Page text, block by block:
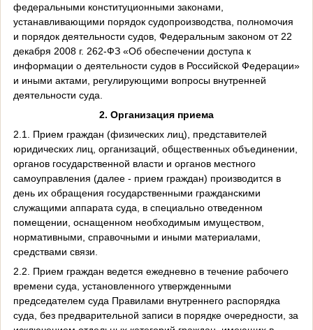
федеральными конституционными законами,
устанавливающими порядок судопроизводства, полномочия
и порядок деятельности судов, Федеральным законом от 22
декабря 2008 г. 262-ФЗ «Об обеспечении доступа к
информации о деятельности судов в Российской Федерации»
и иными актами, регулирующими вопросы внутренней
деятельности суда.
2. Организация приема
2.1. Прием граждан (физических лиц), представителей
юридических лиц, организаций, общественных объединении,
органов государственной власти и органов местного
самоуправления (далее - прием граждан) производится в
день их обращения государственными гражданскими
служащими аппарата суда, в специально отведенном
помещении, оснащенном необходимым имуществом,
нормативными, справочными и иными материалами,
средствами связи.
2.2. Прием граждан ведется ежедневно в течение рабочего
времени суда, установленного утвержденными
председателем суда Правилами внутреннего распорядка
суда, без предварительной записи в порядке очередности, за